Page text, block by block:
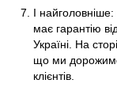
І
має гарантію
Україні. На
що ми
клієнтів.